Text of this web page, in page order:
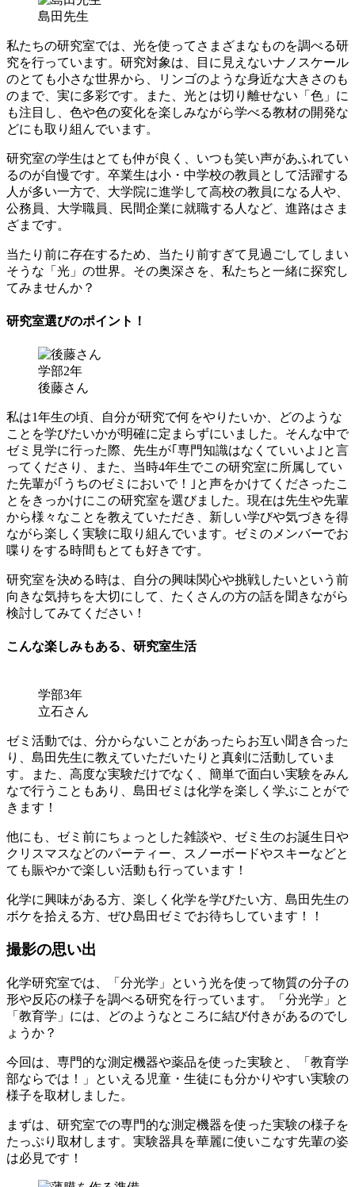
島田先生
私たちの研究室では、光を使ってさまざまなものを調べる研
究を行っています。研究対象は、目に見えないナノスケール
のとても小さな世界から、リンゴのような身近な大きさのも
のまで、実に多彩です。また、光とは切り離せない「色」に
も注目し、色や色の変化を楽しみながら学べる教材の開発な
どにも取り組んでいます。
研究室の学生はとても仲が良く、いつも笑い声があふれてい
るのが自慢です。卒業生は小・中学校の教員として活躍する
人が多い一方で、大学院に進学して高校の教員になる人や、
公務員、大学職員、民間企業に就職する人など、進路はさま
ざまです。
当たり前に存在するため、当たり前すぎて見過ごしてしまい
そうな「光」の世界。その奥深さを、私たちと一緒に探究し
てみませんか？
研究室選びのポイント！
学部2年
後藤さん
私は1年生の頃、自分が研究で何をやりたいか、どのような
ことを学びたいかが明確に定まらずにいました。そんな中で
ゼミ見学に行った際、先生が｢専門知識はなくていいよ｣と言
ってくださり、また、当時4年生でこの研究室に所属してい
た先輩が｢うちのゼミにおいで！｣と声をかけてくださったこ
とをきっかけにこの研究室を選びました。現在は先生や先輩
から様々なことを教えていただき、新しい学びや気づきを得
ながら楽しく実験に取り組んでいます。ゼミのメンバーでお
喋りをする時間もとても好きです。
研究室を決める時は、自分の興味関心や挑戦したいという前
向きな気持ちを大切にして、たくさんの方の話を聞きながら
検討してみてください！
こんな楽しみもある、研究室生活
学部3年
立石さん
ゼミ活動では、分からないことがあったらお互い聞き合った
り、島田先生に教えていただいたりと真剣に活動していま
す。また、高度な実験だけでなく、簡単で面白い実験をみん
なで行うこともあり、島田ゼミは化学を楽しく学ぶことがで
きます！
他にも、ゼミ前にちょっとした雑談や、ゼミ生のお誕生日や
クリスマスなどのパーティー、スノーボードやスキーなどと
ても賑やかで楽しい活動も行っています！
化学に興味がある方、楽しく化学を学びたい方、島田先生の
ボケを拾える方、ぜひ島田ゼミでお待ちしています！！
撮影の思い出
化学研究室では、「分光学」という光を使って物質の分子の
形や反応の様子を調べる研究を行っています。「分光学」と
「教育学」には、どのようなところに結び付きがあるのでし
ょうか？
今回は、専門的な測定機器や薬品を使った実験と、「教育学
部ならでは！」といえる児童・生徒にも分かりやすい実験の
様子を取材しました。
まずは、研究室での専門的な測定機器を使った実験の様子を
たっぷり取材します。実験器具を華麗に使いこなす先輩の姿
は必見です！